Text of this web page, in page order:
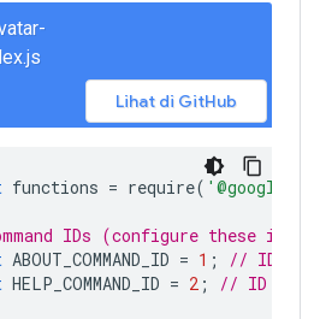
Lihat di GitHub
functions = require( '@google-
IDs (configure these in
ABOUT_COMMAND_ID = 1 ;
// ID for
HELP_COMMAND_ID = 2 ; // ID for